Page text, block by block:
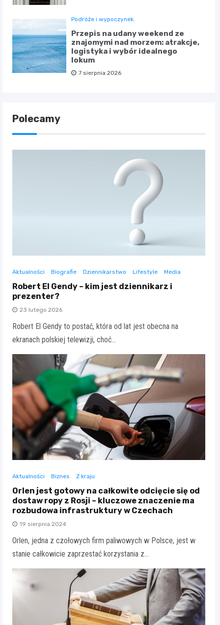
Podróże i wypoczynek
Przepis na udany weekend ze
znajomymi nad morzem: atrakcje,
logistyka i wybór idealnego
lokum
7 sierpnia 2026
Polecamy
Aktualności Biografie Dziennikarstwo Lifestyle Media
Robert El Gendy – kim jest dziennikarz i
prezenter?
23 lutego 2026
Robert El Gendy to postać, która od lat jest obecna na
ekranach polskiej telewizji, choć…
Aktualności Biznes Z kraju
Orlen jest gotowy na całkowite odcięcie się od
dostaw ropy z Rosji – kluczowe znaczenie ma
rozbudowa infrastruktury w Czechach
19 sierpnia 2024
Orlen, jedna z czołowych firm paliwowych w Polsce, jest w
stanie całkowicie zaprzestać korzystania z…